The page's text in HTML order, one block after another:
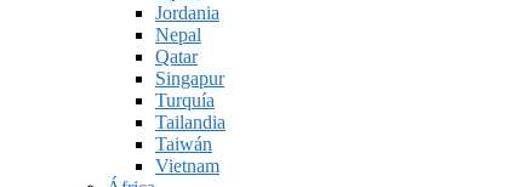
Jordania
Nepal
Qatar
Singapur
Turquía
Tailandia
Taiwán
Vietnam